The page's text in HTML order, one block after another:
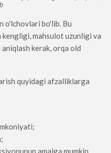
o'lchovlari bo'lib. Bu
mahsulot uzunligi va
kerak, orqa old
quyidagi afzalliklarga
amalga mumkin.